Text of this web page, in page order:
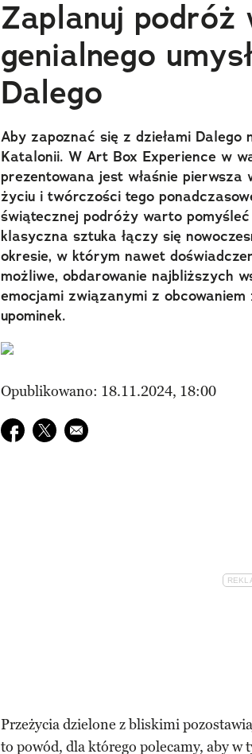
Zaplanuj podróż
genialnego
Dalego
Aby zapoznać się z dziełami
Katalonii. W Art Box Experience w
prezentowana jest właśnie
życiu i twórczości tego
świątecznej podróży warto
klasyczna sztuka łączy się
okresie, w którym nawet
możliwe, obdarowanie najbliższych
emocjami związanymi z
upominek.
Opublikowano: 18.11.2024, 18:00
Udostępnij na facebook
Udostępnij na twitter
E-mail do przyjaciela
Przeżycia dzielone z bliskimi
to powód, dla którego polecamy, aby